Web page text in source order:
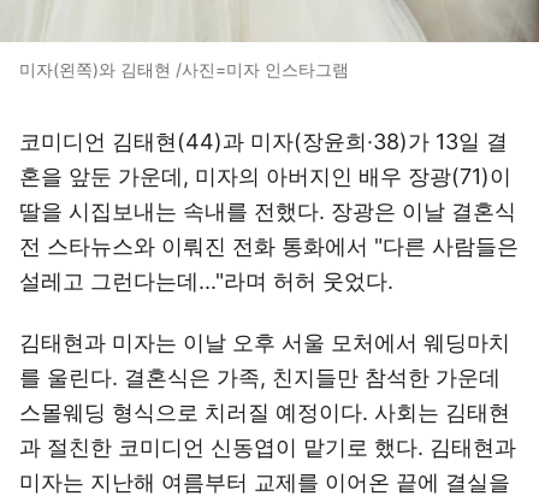
미자(왼쪽)와 김태현 /사진=미자 인스타그램
코미디언 김태현(44)과 미자(장윤희·38)가 13일 결
혼을 앞둔 가운데, 미자의 아버지인 배우 장광(71)이
딸을 시집보내는 속내를 전했다. 장광은 이날 결혼식
전 스타뉴스와 이뤄진 전화 통화에서 "다른 사람들은
설레고 그런다는데..."라며 허허 웃었다.
김태현과 미자는 이날 오후 서울 모처에서 웨딩마치
를 울린다. 결혼식은 가족, 친지들만 참석한 가운데
스몰웨딩 형식으로 치러질 예정이다. 사회는 김태현
과 절친한 코미디언 신동엽이 맡기로 했다. 김태현과
미자는 지난해 여름부터 교제를 이어온 끝에 결실을